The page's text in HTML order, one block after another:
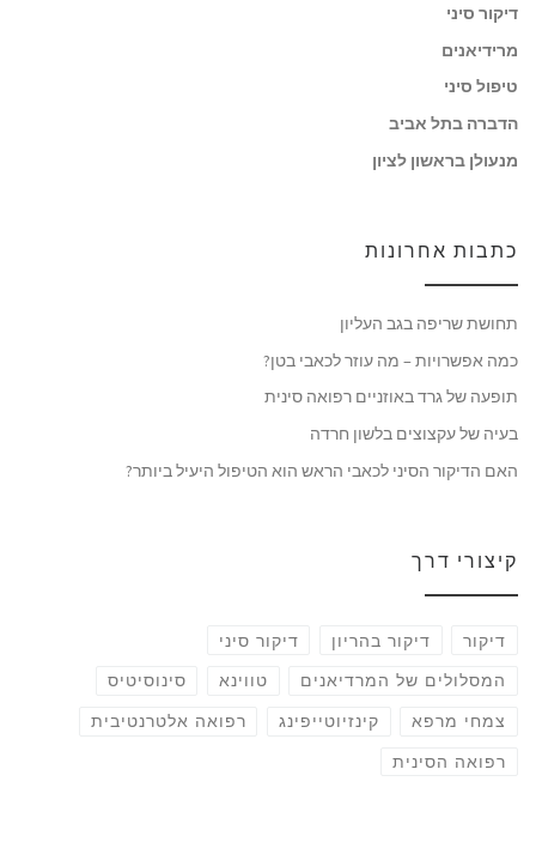
דיקור סיני
מרידיאנים
טיפול סיני
הדברה בתל אביב
מנעולן בראשון לציון
כתבות אחרונות
תחושת שריפה בגב העליון
כמה אפשרויות – מה עוזר לכאבי בטן?
תופעה של גרד באוזניים רפואה סינית
בעיה של עקצוצים בלשון חרדה
האם הדיקור הסיני לכאבי הראש הוא הטיפול היעיל ביותר?
קיצורי דרך
דיקור דיקור בהריון דיקור סיני
המסלולים של המרדיאנים טווינא סינוסיטיס
צמחי מרפא קינזיוטייפינג רפואה אלטרנטיבית
רפואה הסינית